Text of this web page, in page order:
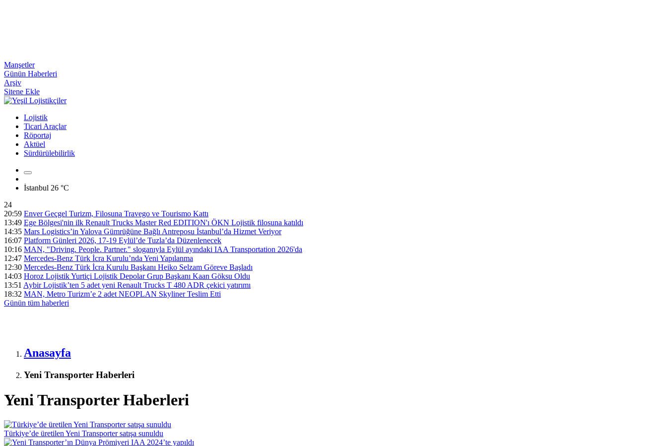
Manşetler
Günün Haberleri
Arşiv
Sitene Ekle
Lojistik
Ticari Araçlar
Röportaj
Aktüel
Sürdürülebilirlik
İstanbul 26 °C
24
20:59 Enver Geçgel Turizm, Filosuna Travego ve Tourismo Kattı
13:49 Ege Bölgesi'nin ilk Renault Trucks Master Red EDITION'ı ÖKN Lojistik filosuna katıldı
14:35 Mars Logistics’in Yalova Gümrüğüne Bağlı Antreposu İstanbul’da Hizmet Veriyor
16:07 Platform Günleri 2026, 17-19 Eylül’de Tuzla’da Düzenlenecek
10:16 MAN, "Driving. People. Partner." sloganıyla Eylül ayındaki IAA Transportation 2026'da
12:47 Mercedes-Benz Türk İcra Kurulu’nda Yeni Yapılanma
12:30 Mercedes-Benz Türk İcra Kurulu Başkanı Heiko Selzam Göreve Başladı
14:03 Horoz Lojistik Yurtiçi Lojistik Depolar Grup Başkanı Kaan Göksu Oldu
13:51 Aybir Lojistik’ten 5 adet yeni Renault Trucks T 480 ADR çekici yatırımı
18:32 MAN, Metro Turizm’e 2 adet NEOPLAN Skyliner Teslim Etti
Günün tüm haberleri
Anasayfa
Yeni Transporter Haberleri
Yeni Transporter Haberleri
Türkiye’de üretilen Yeni Transporter satışa sunuldu